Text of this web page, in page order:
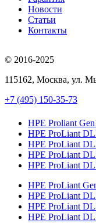
Новости
Статьи
Контакты
© 2016-2025
115162, Москва, ул.
+7 (495) 150-35-73
HPE Proliant
HPE ProLiant
HPE ProLiant
HPE ProLiant
HPE ProLiant
HPE ProLiant
HPE ProLiant
HPE ProLiant
HPE ProLiant